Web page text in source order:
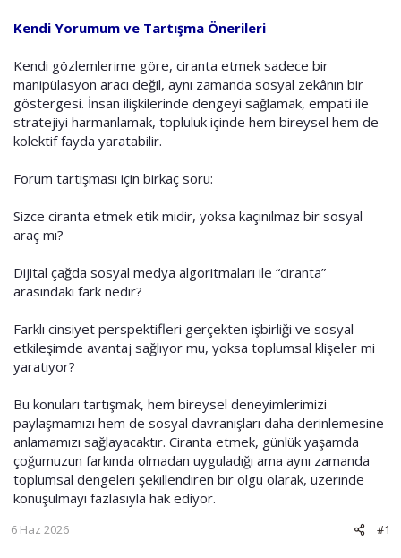
Kendi Yorumum ve Tartışma Önerileri
Kendi gözlemlerime göre, ciranta etmek sadece bir
manipülasyon aracı değil, aynı zamanda sosyal zekânın bir
göstergesi. İnsan ilişkilerinde dengeyi sağlamak, empati ile
stratejiyi harmanlamak, topluluk içinde hem bireysel hem de
kolektif fayda yaratabilir.
Forum tartışması için birkaç soru:
Sizce ciranta etmek etik midir, yoksa kaçınılmaz bir sosyal
araç mı?
Dijital çağda sosyal medya algoritmaları ile “ciranta”
arasındaki fark nedir?
Farklı cinsiyet perspektifleri gerçekten işbirliği ve sosyal
etkileşimde avantaj sağlıyor mu, yoksa toplumsal klişeler mi
yaratıyor?
Bu konuları tartışmak, hem bireysel deneyimlerimizi
paylaşmamızı hem de sosyal davranışları daha derinlemesine
anlamamızı sağlayacaktır. Ciranta etmek, günlük yaşamda
çoğumuzun farkında olmadan uyguladığı ama aynı zamanda
toplumsal dengeleri şekillendiren bir olgu olarak, üzerinde
konuşulmayı fazlasıyla hak ediyor.
#1
6 Haz 2026